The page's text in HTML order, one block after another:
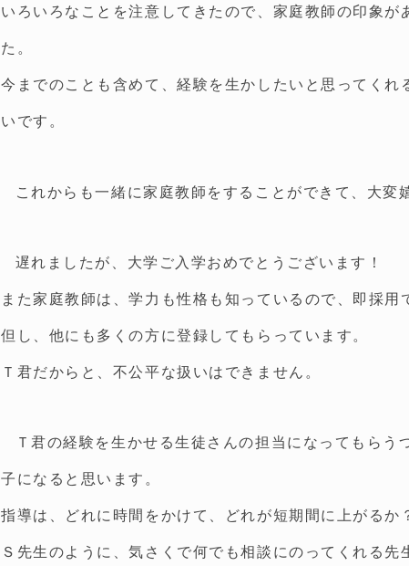
いろいろなことを注意してきたので、家庭教師の印象が
た。
今までのことも含めて、経験を生かしたいと思ってくれ
いです。
これからも一緒に家庭教師をすることができて、大変
遅れましたが、大学ご入学おめでとうございます！
また家庭教師は、学力も性格も知っているので、即採用
但し、他にも多くの方に登録してもらっています。
Ｔ君だからと、不公平な扱いはできません。
Ｔ君の経験を生かせる生徒さんの担当になってもらう
子になると思います。
指導は、どれに時間をかけて、どれが短期間に上がるか
Ｓ先生のように、気さくで何でも相談にのってくれる先